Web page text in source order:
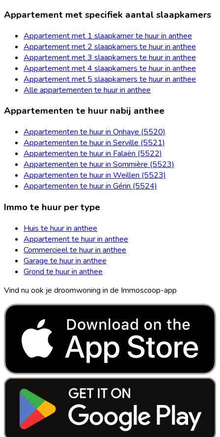
Appartement met specifiek aantal slaapkamers
Appartement met 1 slaapkamer te huur in anthee
Appartement met 2 slaapkamers te huur in anthee
Appartement met 3 slaapkamers te huur in anthee
Appartement met 4 slaapkamers te huur in anthee
Appartement met 5 slaapkamers te huur in anthee
Alle appartementen te huur in anthee
Appartementen te huur nabij anthee
Appartementen te huur in Onhaye (5520)
Appartementen te huur in Serville (5521)
Appartementen te huur in Falaën (5522)
Appartementen te huur in Sommière (5523)
Appartementen te huur in Weillen (5523)
Appartementen te huur in Gérin (5524)
Immo te huur per type
Huis te huur in anthee
Appartement te huur in anthee
Commercieel te huur in anthee
Garage te huur in anthee
Grond te huur in anthee
Vind nu ook je droomwoning in de Immoscoop-app